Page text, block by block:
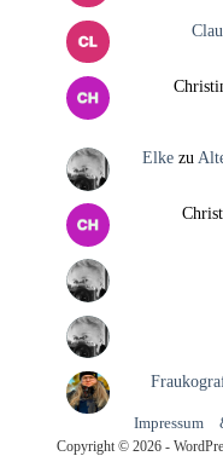
Elkezu
Impressum
Copyright © 2026 -